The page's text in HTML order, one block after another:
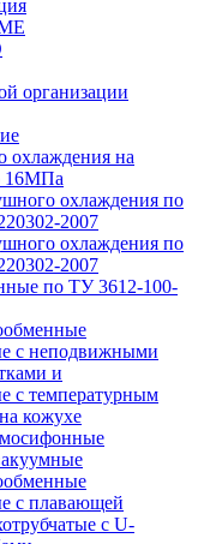
организации
охлаждения на
16МПа
охлаждения по
2007
охлаждения по
2007
по ТУ 3612-100-
с неподвижными
и
с температурным
кожухе
с плавающей
с U-